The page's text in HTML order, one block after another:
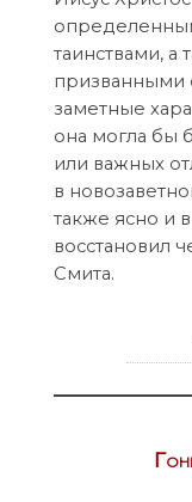
таинствами,
призванными
заметные
она могла бы
или важных
в
также ясно и
восстановил
Смита.